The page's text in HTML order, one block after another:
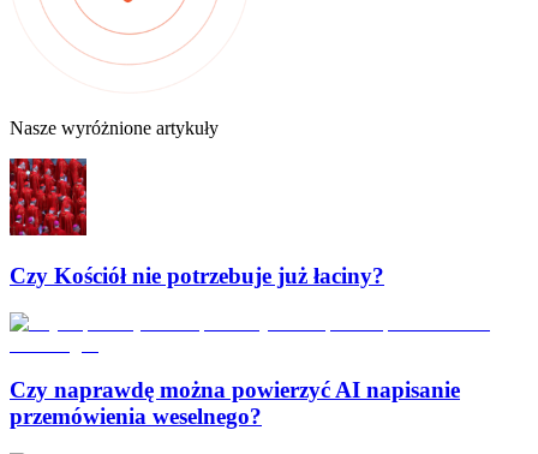
Nasze wyróżnione artykuły
Czy Kościół nie potrzebuje już łaciny?
Czy naprawdę można powierzyć AI napisanie
przemówienia weselnego?